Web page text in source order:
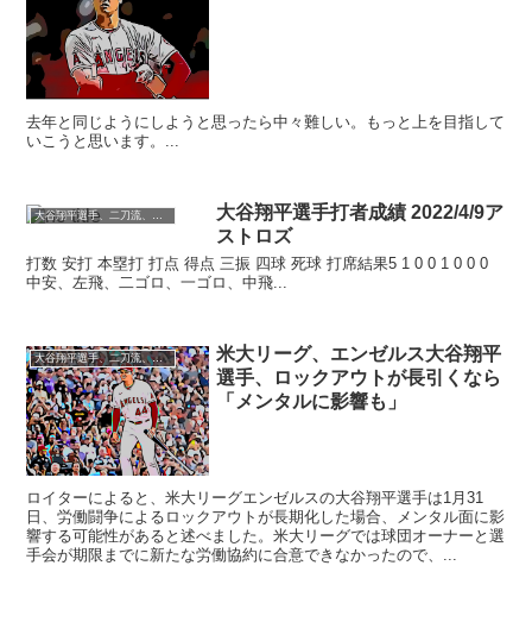
去年と同じようにしようと思ったら中々難しい。もっと上を目指して
いこうと思います。...
大谷翔平選手、二刀流、MLB、成績、トピック
大谷翔平選手打者成績 2022/4/9ア
ストロズ
打数 安打 本塁打 打点 得点 三振 四球 死球 打席結果5 1 0 0 1 0 0 0
中安、左飛、二ゴロ、一ゴロ、中飛...
大谷翔平選手、二刀流、MLB、成績、トピック
米大リーグ、エンゼルス大谷翔平
選手、ロックアウトが長引くなら
「メンタルに影響も」
ロイターによると、米大リーグエンゼルスの大谷翔平選手は1月31
日、労働闘争によるロックアウトが長期化した場合、メンタル面に影
響する可能性があると述べました。米大リーグでは球団オーナーと選
手会が期限までに新たな労働協約に合意できなかったので、...